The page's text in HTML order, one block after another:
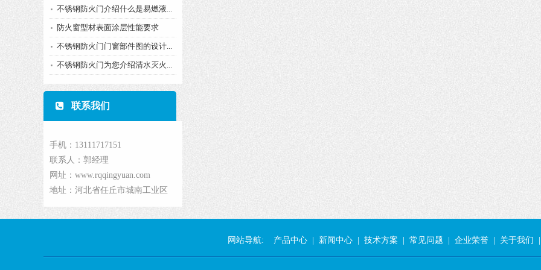
不锈钢防火门介绍什么是易燃液...
防火窗型材表面涂层性能要求
不锈钢防火门门窗部件图的设计...
不锈钢防火门为您介绍清水灭火...
联系我们
手机：13111717151
联系人：郭经理
网址：www.rqqingyuan.com
地址：河北省任丘市城南工业区
网站导航: 产品中心 新闻中心 技术方案 常见问题 企业荣誉 关于我们